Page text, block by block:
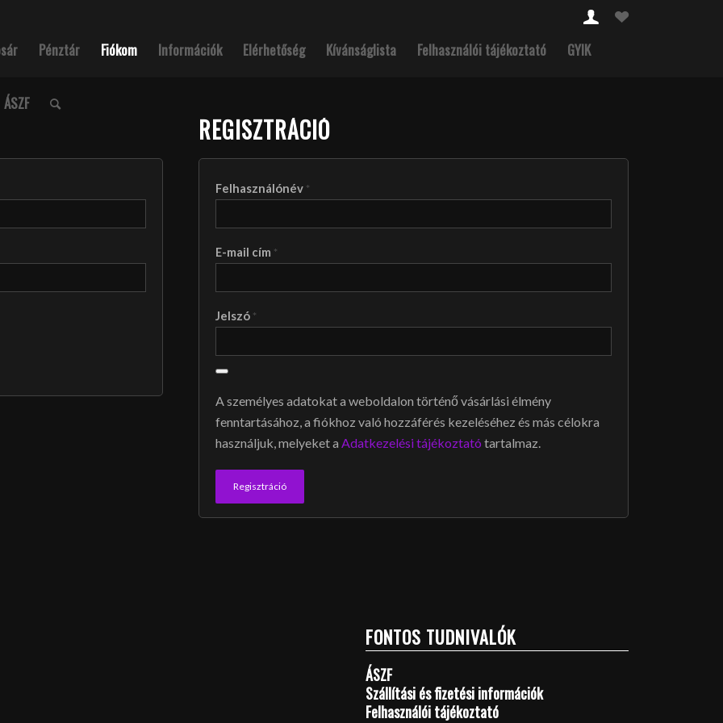
Pénztár Fiókom Információk Elérhetőség Kívánságlista Felhasználói tájékoztató GYIK
ÁSZF
REGISZTRÁCIÓ
Felhasználónév *
E-mail cím *
Jelszó *
A személyes adatokat a weboldalon történő vásárlási élmény
fenntartásához, a fiókhoz való hozzáférés kezeléséhez és más célokra
használjuk, melyeket a Adatkezelési tájékoztató tartalmaz.
Regisztráció
FONTOS TUDNIVALÓK
ÁSZF
Szállítási és fizetési információk
Felhasználói tájékoztató